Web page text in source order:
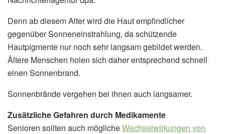
Denn ab diesem Alter wird die Haut empfindlicher
gegenüber Sonneneinstrahlung, da schützende
Hautpigmente nur noch sehr langsam gebildet werden.
Ältere Menschen holen sich daher entsprechend schnell
einen Sonnenbrand.
Sonnenbrände vergehen bei ihnen auch langsamer.
Zusätzliche Gefahren durch Medikamente
Senioren sollten auch möglicheWechselwirkungen von